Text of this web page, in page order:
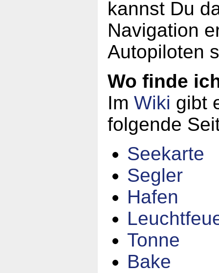
kannst Du
Navigation
Autopiloten
Wo finde
Im Wiki gibt
folgende
Seekarte
Segler
Hafen
Tonne
Bake